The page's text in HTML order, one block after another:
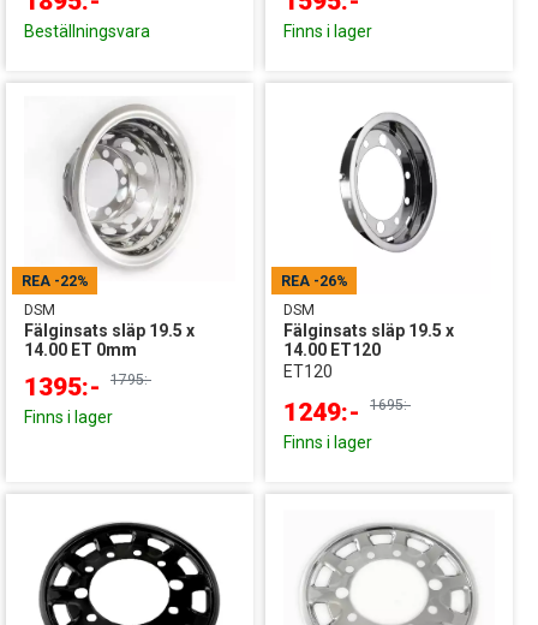
Beställningsvara Finns i lager
REA -22%
DSM
Fälginsats släp 19.5 x
14.00 ET 0mm
1395:- 1795:-
Finns i lager
REA -26%
DSM
Fälginsats släp 19.5 x
14.00 ET120
ET120
1249:- 1695:-
Finns i lager